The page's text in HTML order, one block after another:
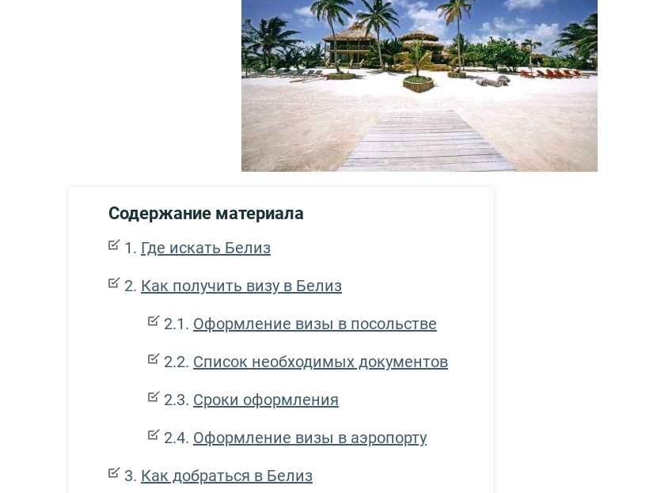
Содержание материала
Где искать Белиз
Как получить визу в Белиз
Оформление визы в посольстве
Список необходимых документов
Сроки оформления
Оформление визы в аэропорту
Как добраться в Белиз